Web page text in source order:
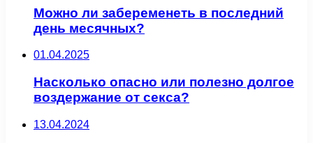
Можно ли забеременеть в последний
день месячных?
01.04.2025
Насколько опасно или полезно долгое
воздержание от секса?
13.04.2024